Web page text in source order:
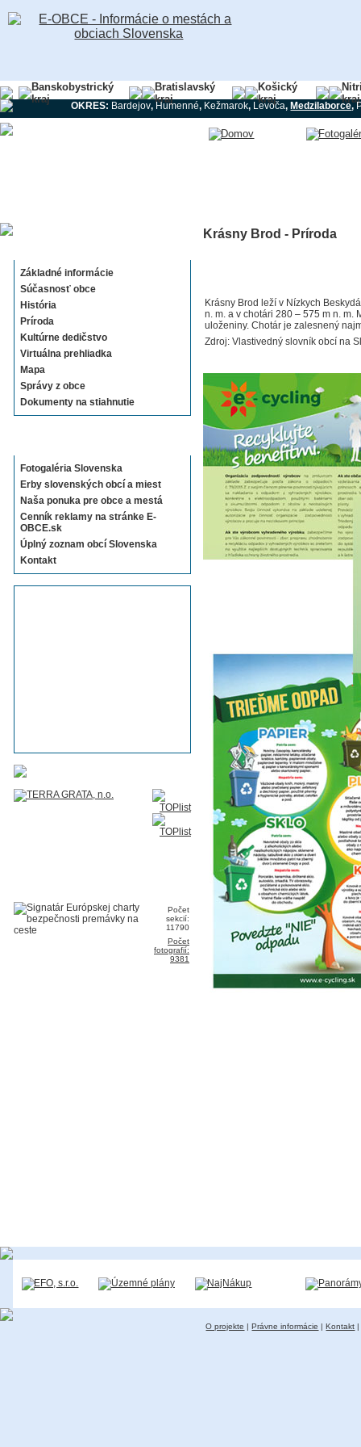
Banskobystrický
kraj
Bratislavský
kraj
Košický
kraj
kraj
OKRES: Bardejov,Humenné, Kežmarok, Levoča, Medzilaborce,
Základné informácie
Súčasnosť obce
História
Príroda
Kultúrne dedičstvo
Virtuálna prehliadka
Mapa
Správy z obce
Dokumenty na stiahnutie
Fotogaléria Slovenska
Erby slovenských obcí a miest
Naša ponuka pre obce a mestá
Cenník reklamy na stránke E-
OBCE.sk
Úplný zoznam obcí Slovenska
Kontakt
Počet
sekcií:
11790
Počet
fotografií:
9381
Krásny Brod - Príroda
Krásny Brod leží v Nízkych
n. m. a v chotári 280 – 575 m n. m.
uloženiny. Chotár je zalesnený
Zdroj: Vlastivedný slovník obcí na
O projekte |Právne informácie |Kontakt